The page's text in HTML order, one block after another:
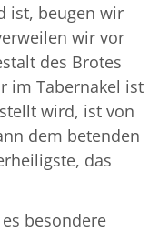
ist, beugen wir
wir vor
des Brotes
im Tabernakel ist
wird, ist von
dem betenden
das
besondere